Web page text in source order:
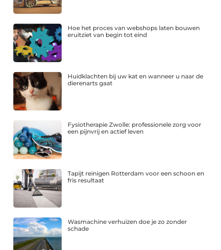
Hoe het proces van webshops laten bouwen
eruitziet van begin tot eind
Huidklachten bij uw kat en wanneer u naar de
dierenarts gaat
Fysiotherapie Zwolle: professionele zorg voor
een pijnvrij en actief leven
Tapijt reinigen Rotterdam voor een schoon en
fris resultaat
Wasmachine verhuizen doe je zo zonder
schade